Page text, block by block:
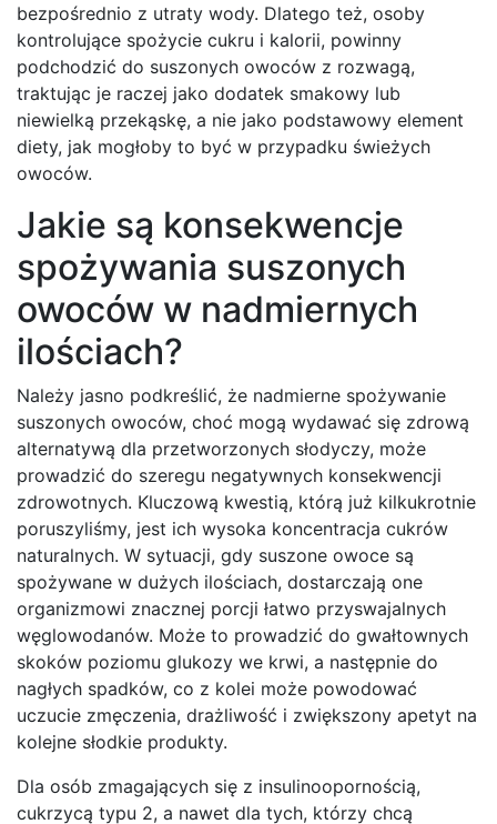
bezpośrednio z utraty wody. Dlatego też, osoby
kontrolujące spożycie cukru i kalorii, powinny
podchodzić do suszonych owoców z rozwagą,
traktując je raczej jako dodatek smakowy lub
niewielką przekąskę, a nie jako podstawowy element
diety, jak mogłoby to być w przypadku świeżych
owoców.
Jakie są konsekwencje
spożywania suszonych
owoców w nadmiernych
ilościach?
Należy jasno podkreślić, że nadmierne spożywanie
suszonych owoców, choć mogą wydawać się zdrową
alternatywą dla przetworzonych słodyczy, może
prowadzić do szeregu negatywnych konsekwencji
zdrowotnych. Kluczową kwestią, którą już kilkukrotnie
poruszyliśmy, jest ich wysoka koncentracja cukrów
naturalnych. W sytuacji, gdy suszone owoce są
spożywane w dużych ilościach, dostarczają one
organizmowi znacznej porcji łatwo przyswajalnych
węglowodanów. Może to prowadzić do gwałtownych
skoków poziomu glukozy we krwi, a następnie do
nagłych spadków, co z kolei może powodować
uczucie zmęczenia, drażliwość i zwiększony apetyt na
kolejne słodkie produkty.
Dla osób zmagających się z insulinoopornością,
cukrzycą typu 2, a nawet dla tych, którzy chcą